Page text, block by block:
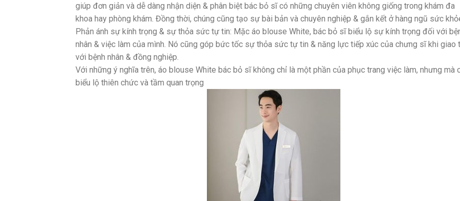
giúp đơn giản và dễ dàng nhận diện & phân biệt bác bỏ sĩ có những chuyên viên không giống trong khám đa
khoa hay phòng khám. Đồng thời, chúng cũng tạo sự bài bản và chuyên nghiệp & gắn kết ở hàng ngũ sức
Phản ánh sự kính trọng & sự thỏa sức tự tin: Mặc áo blouse White, bác bỏ sĩ biểu lộ sự kính trọng đối với
nhân & việc làm của mình. Nó cũng góp bức tốc sự thỏa sức tự tin & năng lực tiếp xúc của chưng sĩ khi giao
với bệnh nhân & đồng nghiệp.
Với những ý nghĩa trên, áo blouse White bác bỏ sĩ không chỉ là một phần của phục trang việc làm, nhưng mà
biểu lộ thiên chức và tầm quan trọng